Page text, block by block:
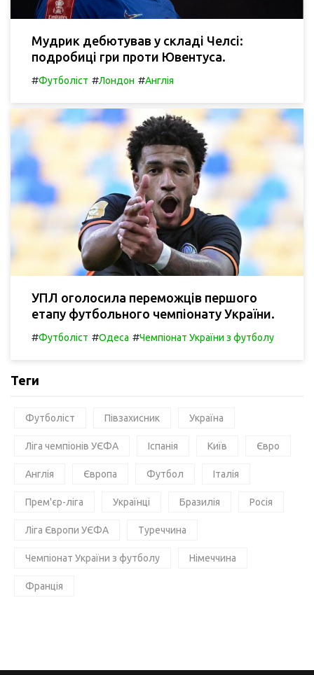
Мудрик дебютував у складі Челсі:
подробиці гри проти Ювентуса.
#Футболіст #Лондон #Англія
УПЛ оголосила переможців першого
етапу футбольного чемпіонату України.
#Футболіст #Одеса #Чемпіонат України з футболу
Теги
Футболіст Півзахисник Україна
Ліга чемпіонів УЄФА Іспанія Київ Євро
Англія Європа Футбол Італія
Прем'єр-ліга Українці Бразилія Росія
Ліга Європи УЄФА Туреччина
Чемпіонат України з футболу Німеччина
Франція